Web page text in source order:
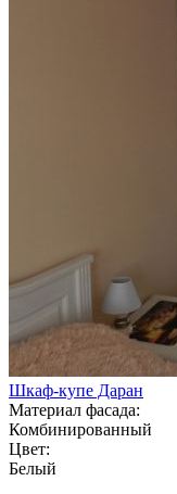
Шкаф-купе Даран
Материал фасада:
Комбинированный
Цвет:
Белый